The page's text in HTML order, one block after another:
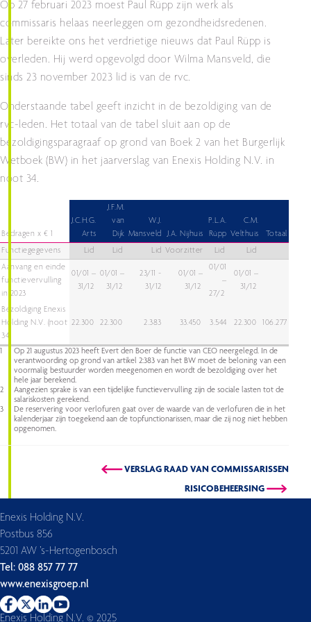
Op 27 februari 2023 moest Paul Rüpp zijn werk als
commissaris helaas neerleggen om gezondheidsredenen.
Later bereikte ons het verdrietige nieuws dat Paul Rüpp is
overleden. Hij werd opgevolgd door Wilma Mansveld, die
sinds 23 november 2023 lid is van de rvc.
Onderstaande tabel geeft inzicht in de bezoldiging van de
rvc-leden. Het totaal van de tabel sluit aan op de
bezoldigingsparagraaf op grond van Boek 2 van het Burgerlijk
Wetboek (BW) in het jaarverslag van Enexis Holding N.V. in
noot 34.
Bedragen x € 1
J.C.H.G.
Arts
J.F.M.
van
Dijk
W.J.
Mansveld
J.A. Nijhuis
P.L.A.
Rüpp
C.M.
Velthuis
Totaal
Functiegegevens
Lid Lid Lid Voorzitter Lid
Lid
Aanvang en einde
functievervulling
in 2023
01/01 –
31/12
01/01 –
31/12
23/11 -
31/12
01/01 –
31/12
01/01
–
27/2
01/01 –
31/12
Bezoldiging Enexis
Holding N.V. (noot
34)
22.300 22.300 2.383 33.450 3.544 22.300 106.277
1
Op 21 augustus 2023 heeft Evert den Boer de functie van CEO neergelegd. In de
verantwoording op grond van artikel 2:383 van het BW moet de beloning van een
voormalig bestuurder worden meegenomen en wordt de bezoldiging over het
hele jaar berekend.
2
Aangezien sprake is van een tijdelijke functievervulling zijn de sociale lasten tot de
salariskosten gerekend.
3
De reservering voor verlofuren gaat over de waarde van de verlofuren die in het
kalenderjaar zijn toegekend aan de topfunctionarissen, maar die zij nog niet hebben
opgenomen.
RISICOBEHEERSING
VERSLAG RAAD VAN COMMISSARISSEN
Enexis Holding N.V.
Postbus 856
5201 AW ’s-Hertogenbosch
Tel: 088 857 77 77
www.enexisgroep.nl
Enexis Holding N.V. © 2025